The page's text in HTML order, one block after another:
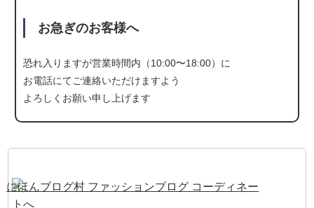
お急ぎのお客様へ
恐れ入りますが営業時間内（10:00〜18:00）に
お電話にてご連絡いただけますよう
よろしくお願い申し上げます